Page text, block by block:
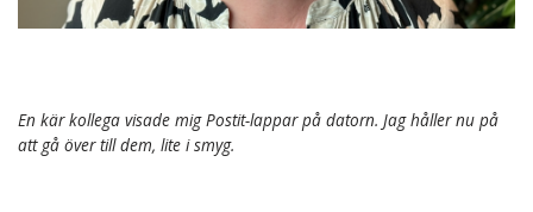
En kär kollega visade mig Postit-lappar på datorn. Jag håller nu på
att gå över till dem, lite i smyg.